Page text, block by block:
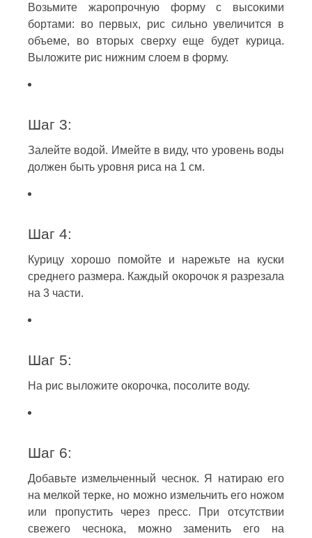
Возьмите жаропрочную форму с высокими
бортами: во первых, рис сильно увеличится в
объеме, во вторых сверху еще будет курица.
Выложите рис нижним слоем в форму.
Шаг 3:
Залейте водой. Имейте в виду, что уровень воды
должен быть уровня риса на 1 см.
Шаг 4:
Курицу хорошо помойте и нарежьте на куски
среднего размера. Каждый окорочок я разрезала
на 3 части.
Шаг 5:
На рис выложите окорочка, посолите воду.
Шаг 6:
Добавьте измельченный чеснок. Я натираю его
на мелкой терке, но можно измельчить его ножом
или пропустить через пресс. При отсутствии
свежего чеснока, можно заменить его на